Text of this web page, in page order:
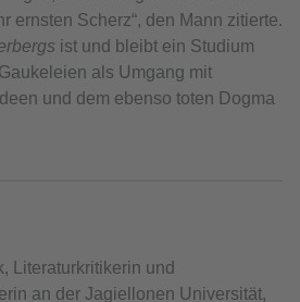
ernsten Scherz“, den Mann zitierte.
ist und bleibt ein Studium
als Umgang mit
und dem ebenso toten Dogma
Literaturkritikerin und
an der Jagiellonen Universität,